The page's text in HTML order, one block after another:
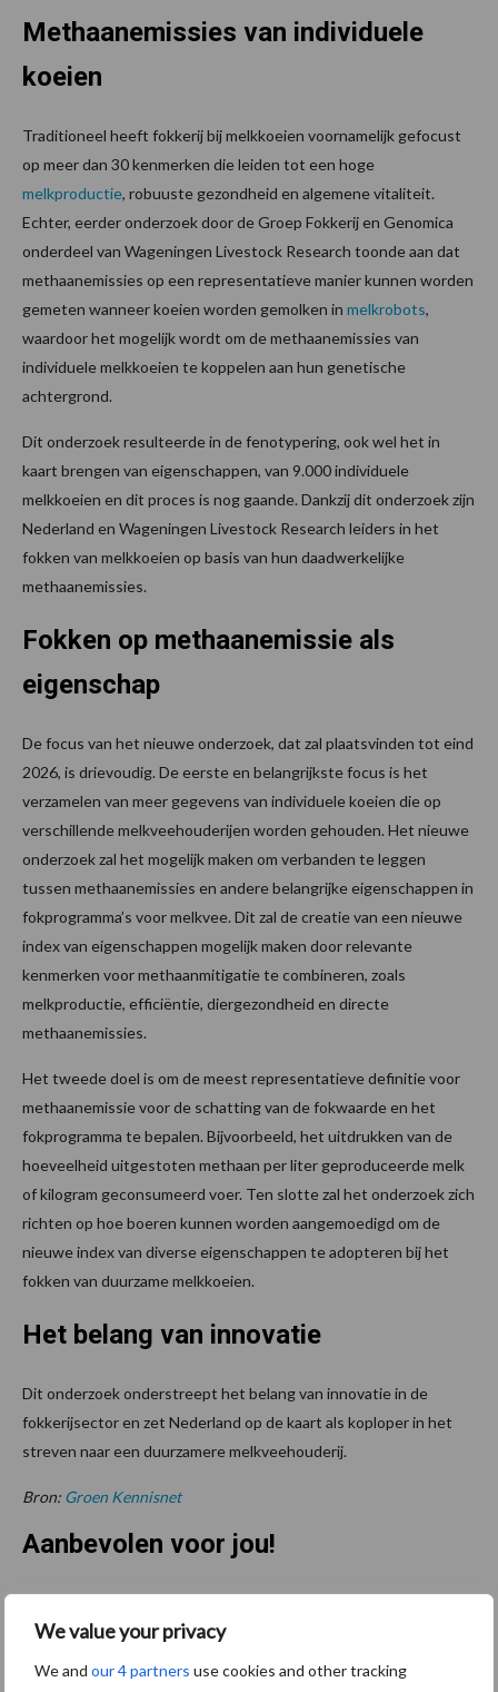
We value your privacy
We and our 4 partners use cookies and other tracking
Methaanemissies van individuele
koeien
Traditioneel heeft fokkerij bij melkkoeien voornamelijk gefocust
op meer dan 30 kenmerken die leiden tot een hoge
melkproductie, robuuste gezondheid en algemene vitaliteit.
Echter, eerder onderzoek door de Groep Fokkerij en Genomica
onderdeel van Wageningen Livestock Research toonde aan dat
methaanemissies op een representatieve manier kunnen worden
gemeten wanneer koeien worden gemolken in melkrobots,
waardoor het mogelijk wordt om de methaanemissies van
individuele melkkoeien te koppelen aan hun genetische
achtergrond.
Dit onderzoek resulteerde in de fenotypering, ook wel het in
kaart brengen van eigenschappen, van 9.000 individuele
melkkoeien en dit proces is nog gaande. Dankzij dit onderzoek zijn
Nederland en Wageningen Livestock Research leiders in het
fokken van melkkoeien op basis van hun daadwerkelijke
methaanemissies.
Fokken op methaanemissie als
eigenschap
De focus van het nieuwe onderzoek, dat zal plaatsvinden tot eind
2026, is drievoudig. De eerste en belangrijkste focus is het
verzamelen van meer gegevens van individuele koeien die op
verschillende melkveehouderijen worden gehouden. Het nieuwe
onderzoek zal het mogelijk maken om verbanden te leggen
tussen methaanemissies en andere belangrijke eigenschappen in
fokprogramma’s voor melkvee. Dit zal de creatie van een nieuwe
index van eigenschappen mogelijk maken door relevante
kenmerken voor methaanmitigatie te combineren, zoals
melkproductie, efficiëntie, diergezondheid en directe
methaanemissies.
Het tweede doel is om de meest representatieve definitie voor
methaanemissie voor de schatting van de fokwaarde en het
fokprogramma te bepalen. Bijvoorbeeld, het uitdrukken van de
hoeveelheid uitgestoten methaan per liter geproduceerde melk
of kilogram geconsumeerd voer. Ten slotte zal het onderzoek zich
richten op hoe boeren kunnen worden aangemoedigd om de
nieuwe index van diverse eigenschappen te adopteren bij het
fokken van duurzame melkkoeien.
Het belang van innovatie
Dit onderzoek onderstreept het belang van innovatie in de
fokkerijsector en zet Nederland op de kaart als koploper in het
streven naar een duurzamere melkveehouderij.
Bron: Groen Kennisnet
Aanbevolen voor jou!
grillig: droogte en
in de greep